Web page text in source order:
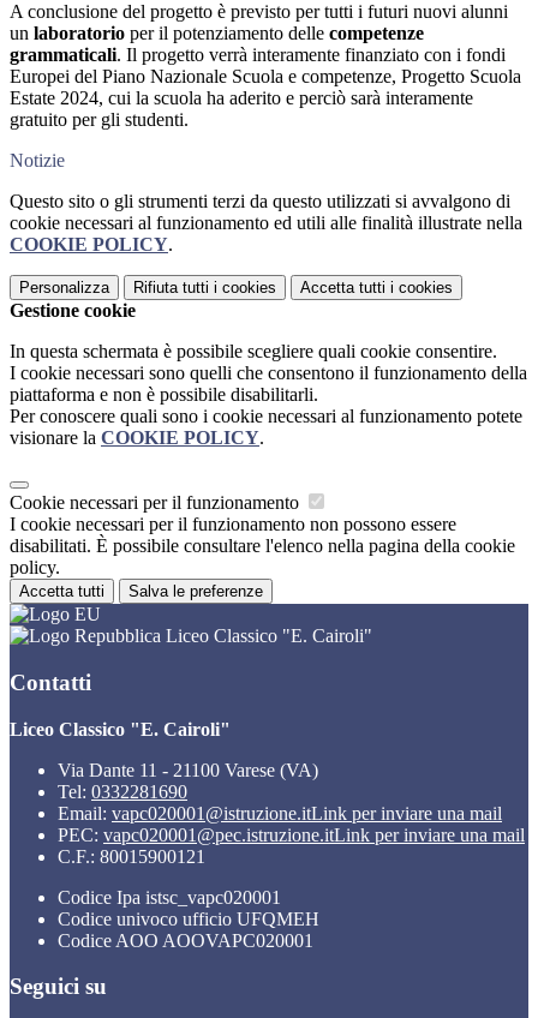
A conclusione del progetto è previsto per tutti i futuri nuovi alunni
un laboratorio per il potenziamento delle competenze
grammaticali. Il progetto verrà interamente finanziato con i fondi
Europei del Piano Nazionale Scuola e competenze, Progetto Scuola
Estate 2024, cui la scuola ha aderito e perciò sarà interamente
gratuito per gli studenti.
Notizie
Questo sito o gli strumenti terzi da questo utilizzati si avvalgono di
cookie necessari al funzionamento ed utili alle finalità illustrate nella
COOKIE POLICY.
Personalizza Rifiuta tutti i cookies Accetta tutti i cookies
Gestione cookie
In questa schermata è possibile scegliere quali cookie consentire.
I cookie necessari sono quelli che consentono il funzionamento della
piattaforma e non è possibile disabilitarli.
Per conoscere quali sono i cookie necessari al funzionamento potete
visionare la COOKIE POLICY.
Cookie necessari per il funzionamento
I cookie necessari per il funzionamento non possono essere
disabilitati. È possibile consultare l'elenco nella pagina della cookie
policy.
Accetta tutti Salva le preferenze
Liceo Classico "E. Cairoli"
Contatti
Liceo Classico "E. Cairoli"
Via Dante 11 - 21100 Varese (VA)
Tel: 0332281690
Email: vapc020001@istruzione.itLink per inviare una mail
PEC: vapc020001@pec.istruzione.itLink per inviare una mail
C.F.: 80015900121
Codice Ipa istsc_vapc020001
Codice univoco ufficio UFQMEH
Codice AOO AOOVAPC020001
Seguici su